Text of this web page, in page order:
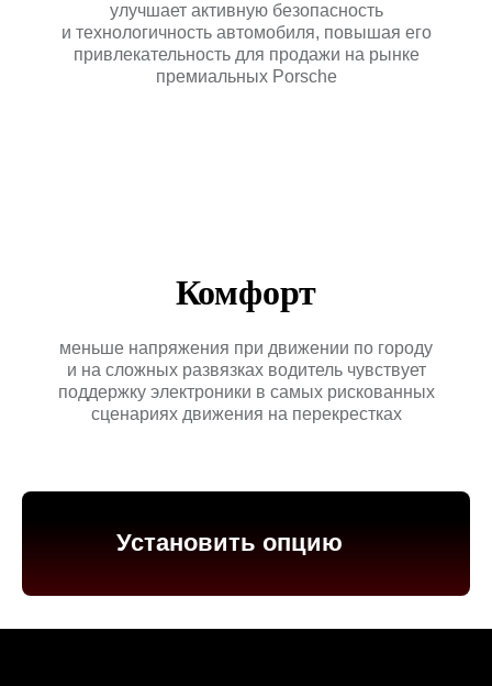
улучшает активную безопасность
и технологичность автомобиля, повышая его
привлекательность для продажи на рынке
премиальных Porsche
Комфорт
меньше напряжения при движении по городу
и на сложных развязках водитель чувствует
поддержку электроники в самых рискованных
сценариях движения на перекрестках
Установить опцию
О
КОМПАНИИ
+7 495 760-76-56
Москва, ул. 1-я Магистральная д. 8, с. 7